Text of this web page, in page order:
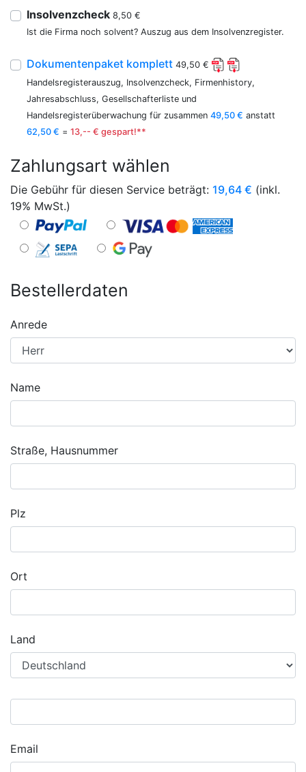
Insolvenzcheck 8,50 €
Ist die Firma noch solvent? Auszug aus dem Insolvenzregister.
Dokumentenpaket komplett 49,50 €
Handelsregisterauszug, Insolvenzcheck, Firmenhistory,
Jahresabschluss, Gesellschafterliste und
Handelsregisterüberwachung für zusammen 49,50 € anstatt
62,50 € = 13,-- € gespart!**
Zahlungsart wählen
Die Gebühr für diesen Service beträgt: 19,64 € (inkl.
19% MwSt.)
Bestellerdaten
Anrede
Name
Straße, Hausnummer
Plz
Ort
Land
Email